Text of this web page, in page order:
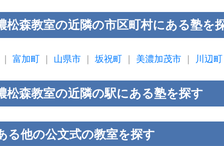
松森教室の近隣の市区町村にある塾を
富加町 山県市 坂祝町 美濃加茂市 川辺町
松森教室の近隣の駅にある塾を探す
る他の公文式の教室を探す